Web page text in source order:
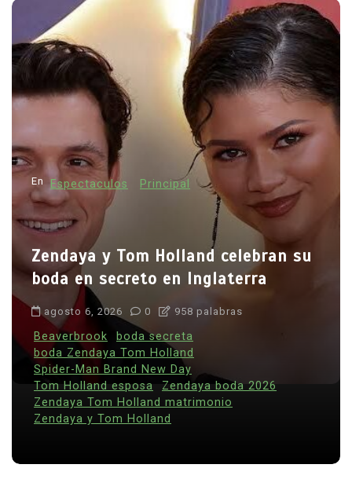
En Espectaculos Principal
Zendaya y Tom Holland celebran su
boda en secreto en Inglaterra
agosto 6, 2026 0 958 palabras
Beaverbrook
boda secreta
boda Zendaya Tom Holland
Spider-Man Brand New Day
Tom Holland esposa
Zendaya boda 2026
Zendaya Tom Holland matrimonio
Zendaya y Tom Holland